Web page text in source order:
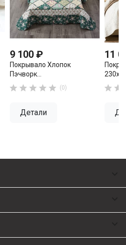
9 100 ₽
Покрывало Хлопок
Пэчворк...
     (0)
Детали
11
 